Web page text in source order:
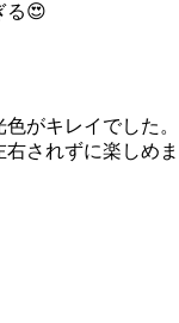
る😍
がキレイでした。
されずに楽しめま